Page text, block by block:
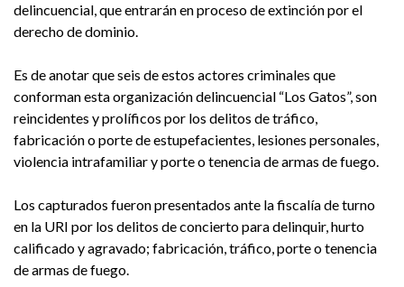
delincuencial, que entrarán en proceso de extinción por el
derecho de dominio.
Es de anotar que seis de estos actores criminales que
conforman esta organización delincuencial “Los Gatos”, son
reincidentes y prolíficos por los delitos de tráfico,
fabricación o porte de estupefacientes, lesiones personales,
violencia intrafamiliar y porte o tenencia de armas de fuego.
Los capturados fueron presentados ante la fiscalía de turno
en la URI por los delitos de concierto para delinquir, hurto
calificado y agravado; fabricación, tráfico, porte o tenencia
de armas de fuego.